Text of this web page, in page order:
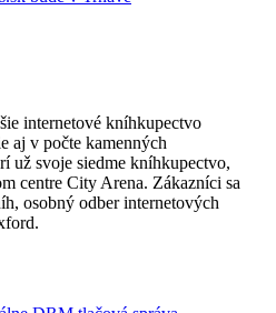
internetové kníhkupectvo
aj v počte kamenných
už svoje siedme kníhkupectvo,
centre City Arena. Zákazníci sa
osobný odber internetových